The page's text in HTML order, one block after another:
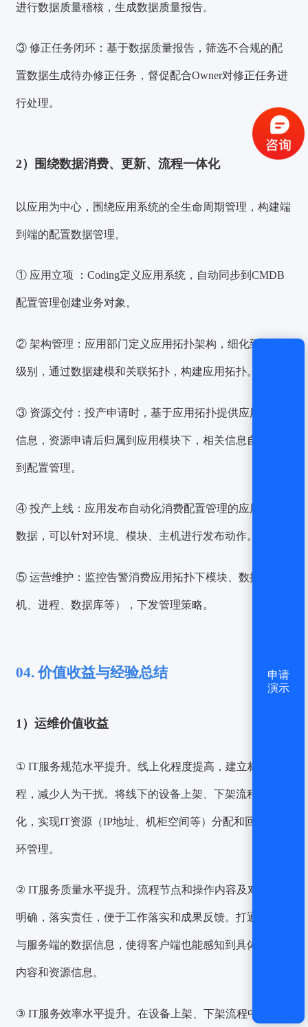
进行数据质量稽核，生成数据质量报告。
③ 修正任务闭环：基于数据质量报告，筛选不合规的配
置数据生成待办修正任务，督促配合Owner对修正任务进
行处理。
2）围绕数据消费、更新、流程一体化
以应用为中心，围绕应用系统的全生命周期管理，构建端
到端的配置数据管理。
① 应用立项 ：Coding定义应用系统，自动同步到CMDB
配置管理创建业务对象。
② 架构管理： 应用部门定义应用拓扑架构，细化到模块
级别，通过数据建模和关联拓扑，构建应用拓扑。
③ 资源交付：投产申请时，基于应用拓扑提供应用拓扑
信息，资源申请后归属到应用模块下，相关信息自动同步
到配置管理。
④ 投产上线： 应用发布自动化消费配置管理的应用拓扑
数据，可以针对环境、模块、主机进行发布动作。
⑤ 运营维护： 监控告警消费应用拓扑下模块、数据（主
机、进程、数据库等），下发管理策略。
04. 价值收益与经验总结
1）运维价值收益
① IT服务规范水平提升。线上化程度提高，建立标准化流
程，减少人为干扰。将线下的设备上架、下架流程线上
化，实现IT资源（IP地址、机柜空间等）分配和回收的闭
环管理。
② IT服务质量水平提升。流程节点和操作内容及对应人员
明确，落实责任，便于工作落实和成果反馈。打通客户端
与服务端的数据信息，使得客户端也能感知到具体的服务
内容和资源信息。
③ IT服务效率水平提升。在设备上架、下架流程中，整合
验证码登录 密码登录
获取验证码
申请
演示